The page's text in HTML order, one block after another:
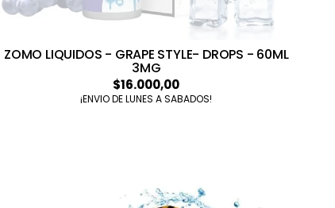
ZOMO LIQUIDOS - GRAPE STYLE- DROPS - 60ML
3MG
$16.000,00
¡ENVIO DE LUNES A SABADOS!